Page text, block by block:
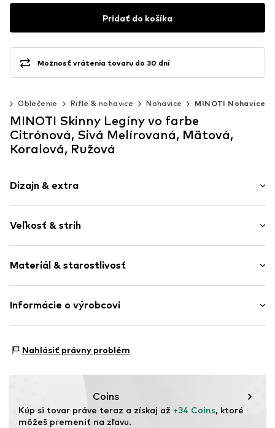
Pridať do košíka
Možnosť vrátenia tovaru do 30 dní
Oblečenie Rifle & nohavice Nohavice MINOTI Nohavice
MINOTI Skinny Legíny vo farbe
Citrónová, Sivá Melírovaná, Mätová,
Koralová, Ružová
Dizajn & extra
Džersej
Elastický pás / lem
Mäkký omak
Číslo položky MTI9f04001000001
Veľkosť & strih
Dĺžka: Dlhá / Maxi
Strih: Skinny
Materiál & starostlivosť
Materiál 1: 95% Bavlna, 5% Elastan
Informácie o výrobcovi
03-844 Warsaw
Nahlásiť právny problém
Coins
Kúp si tovar práve teraz a získaj až +34 Coins, ktoré
môžeš premeniť na zľavu.